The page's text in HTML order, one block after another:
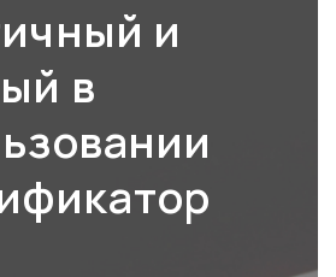
и
в